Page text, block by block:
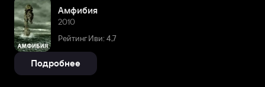
Амфибия
2010
Рейтинг Иви: 4,7
Подробнее